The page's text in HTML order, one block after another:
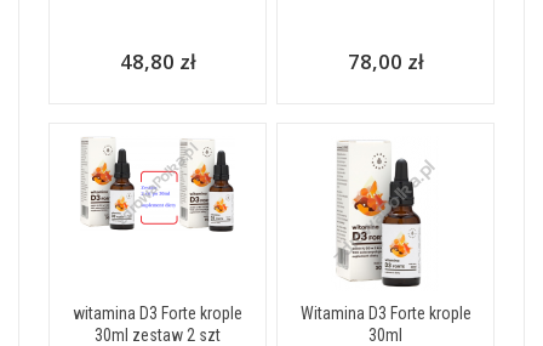
48,80 zł 78,00 zł
witamina D3 Forte krople
30ml zestaw 2 szt
Witamina D3 Forte krople
30ml